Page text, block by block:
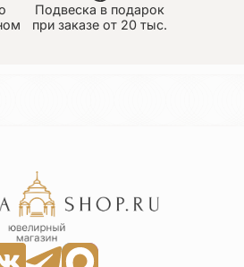
Подвеска в подарок
при заказе от 20 тыс.